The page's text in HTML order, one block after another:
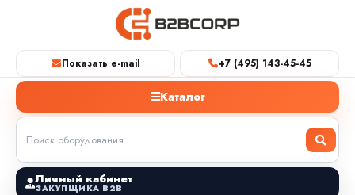
Показать e-mail +7 (495) 143-45-45
Каталог
Личный кабинет
ЗАКУПЩИКА B2B